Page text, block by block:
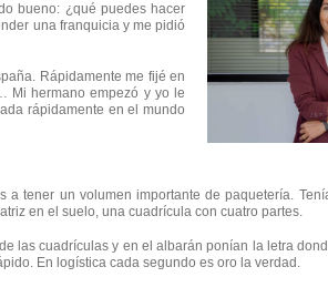
bueno: ¿qué puedes hacer
una franquicia y me pidió
Rápidamente me fijé en
Mi hermano empezó y yo le
rápidamente en el mundo
tener un volumen importante de paquetería.
en el suelo, una cuadrícula con cuatro partes.
las cuadrículas y en el albarán ponían la letra
En logística cada segundo es oro la verdad.